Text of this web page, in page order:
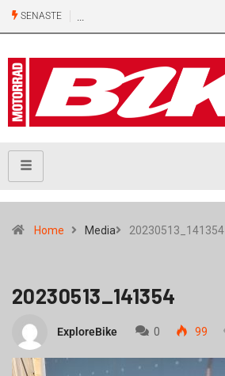
SENASTE
Home Media 20230513_141354
20230513_141354
ExploreBike 0 99